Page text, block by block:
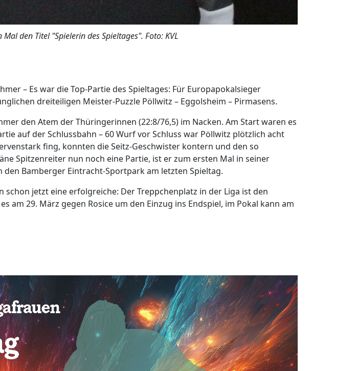
den Titel "Spielerin des Spieltages". Foto: KVL
– Es war die Top-Partie des Spieltages: Für Europapokalsieger
dreiteiligen Meister-Puzzle Pöllwitz – Eggolsheim – Pirmasens.
den Atem der Thüringerinnen (22:8/76,5) im Nacken. Am Start waren es
auf der Schlussbahn – 60 Wurf vor Schluss war Pöllwitz plötzlich acht
fing, konnten die Seitz-Geschwister kontern und den so
Spitzenreiter nun noch eine Partie, ist er zum ersten Mal in seiner
Bamberger Eintracht-Sportpark am letzten Spieltag.
jetzt eine erfolgreiche: Der Treppchenplatz in der Liga ist den
29. März gegen Rosice um den Einzug ins Endspiel, im Pokal kann am